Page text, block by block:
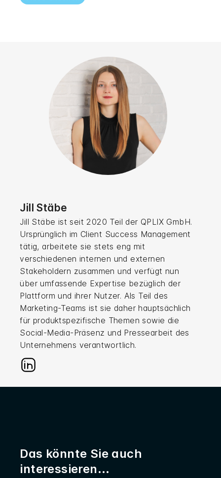
Jill Stäbe
Jill Stäbe ist seit 2020 Teil der QPLIX GmbH.
Ursprünglich im Client Success Management
tätig, arbeitete sie stets eng mit
verschiedenen internen und externen
Stakeholdern zusammen und verfügt nun
über umfassende Expertise bezüglich der
Plattform und ihrer Nutzer. Als Teil des
Marketing-Teams ist sie daher hauptsächlich
für produktspezifische Themen sowie die
Social-Media-Präsenz und Pressearbeit des
Unternehmens verantwortlich.
Das könnte Sie auch
interessieren...